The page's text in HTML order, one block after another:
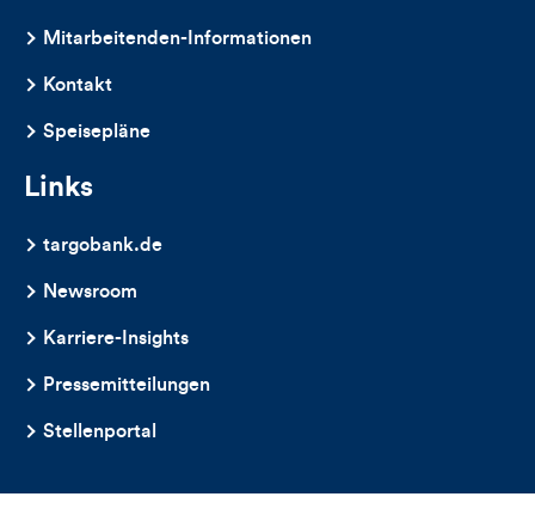
Mitarbeitenden-Informationen
Kontakt
Speisepläne
Links
targobank.de
Newsroom
Karriere-Insights
Pressemitteilungen
Stellenportal